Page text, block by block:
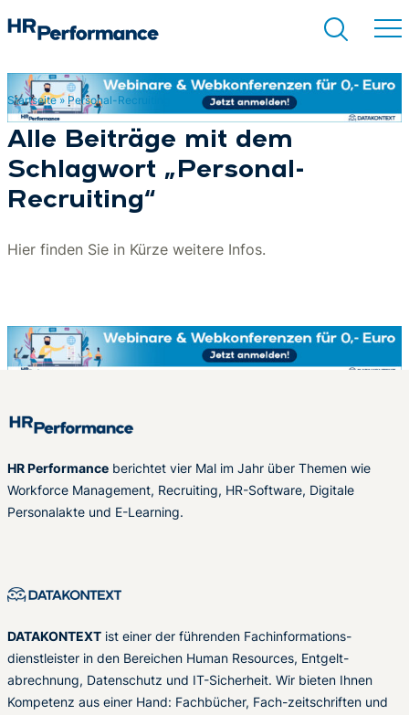
Suchen
Startseite» Personal-Recruiting
Alle Beiträge mit dem
Schlagwort „Personal-
Recruiting“
Hier finden Sie in Kürze weitere Infos.
HR Performance berichtet vier Mal im Jahr über Themen wie
Workforce Management, Recruiting, HR-Software, Digitale
Personalakte und E-Learning.
DATAKONTEXT ist einer der führenden Fachinformations-
dienstleister in den Bereichen Human Resources, Entgelt-
abrechnung, Datenschutz und IT-Sicherheit. Wir bieten Ihnen
Kompetenz aus einer Hand: Fachbücher, Fach-zeitschriften und